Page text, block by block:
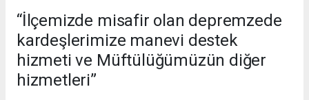
“İlçemizde misafir olan depremzede
kardeşlerimize manevi destek
hizmeti ve Müftülüğümüzün diğer
hizmetleri”